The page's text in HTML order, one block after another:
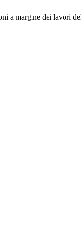
a margine dei lavori